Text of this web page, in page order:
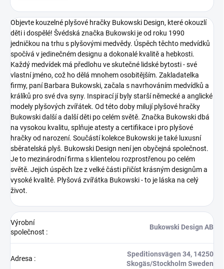
Objevte kouzelné plyšové hračky Bukowski Design, které okouzlí
děti i dospělé! Švédská značka Bukowski je od roku 1990
jedničkou na trhu s plyšovými medvědy. Úspěch těchto medvídků
spočívá v jedinečném designu a dokonalé kvalitě a hebkosti.
Každý medvídek má předlohu ve skutečné lidské bytosti - své
vlastní jméno, což ho dělá mnohem osobitějším. Zakladatelka
firmy, paní Barbara Bukowski, začala s navrhováním medvídků a
králíků pro své dva syny. Inspirací jí byly starší německé a anglické
modely plyšových zvířátek. Od této doby milují plyšové hračky
Bukowski další a další děti po celém světě. Značka Bukowski dbá
na vysokou kvalitu, splňuje atesty a certifikace i pro plyšové
hračky od narození. Součástí kolekce Bukowski je také luxusní
sběratelská plyš. Bukowski Design není jen obyčejná společnost.
Je to mezinárodní firma s klientelou rozprostřenou po celém
světě. Jejich úspěch lze z velké části přičíst krásným designům a
vysoké kvalitě. Plyšová zvířátka Bukowski - to je láska na celý
život.
Výrobní
společnost :
Bukowski Design AB
Adresa :
Speditionsvägen 34, 14250
Skogäs/Stockholm Sweden